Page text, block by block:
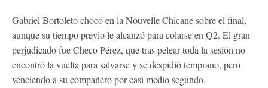
Gabriel Bortoleto chocó en la Nouvelle Chicane sobre el final,
aunque su tiempo previo le alcanzó para colarse en Q2. El gran
perjudicado fue Checo Pérez, que tras pelear toda la sesión no
encontró la vuelta para salvarse y se despidió temprano, pero
venciendo a su compañero por casi medio segundo.